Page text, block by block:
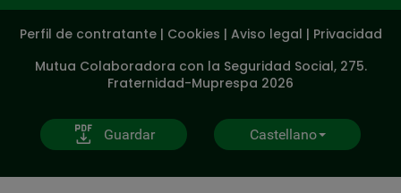
SOCIALES
Perfil de contratante| Cookies | Aviso legal | Privacidad
Mutua Colaboradora con la Seguridad Social, 275.
Fraternidad-Muprespa 2026
Guardar Castellano